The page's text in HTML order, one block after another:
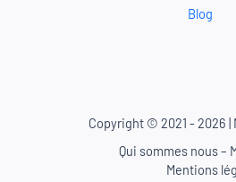
Blog
Copyright © 2021 - 2026 |
Qui sommes nous –
Mentions